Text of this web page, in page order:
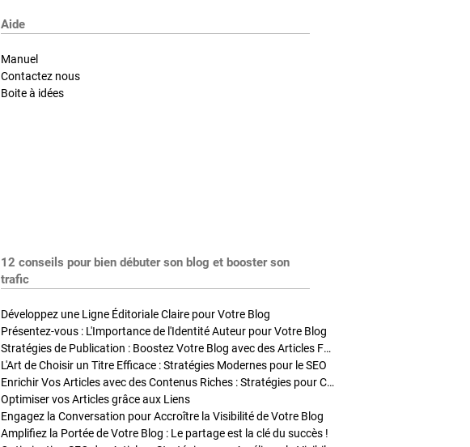
Aide
Manuel
Contactez nous
Boite à idées
12 conseils pour bien débuter son blog et booster son
trafic
Développez une Ligne Éditoriale Claire pour Votre Blog
Présentez-vous : L'Importance de l'Identité Auteur pour Votre Blog
Stratégies de Publication : Boostez Votre Blog avec des Articles Fréquents et Exclusifs
L'Art de Choisir un Titre Efficace : Stratégies Modernes pour le SEO
Enrichir Vos Articles avec des Contenus Riches : Stratégies pour Captiver et Optimiser
Optimiser vos Articles grâce aux Liens
Engagez la Conversation pour Accroître la Visibilité de Votre Blog
Amplifiez la Portée de Votre Blog : Le partage est la clé du succès !